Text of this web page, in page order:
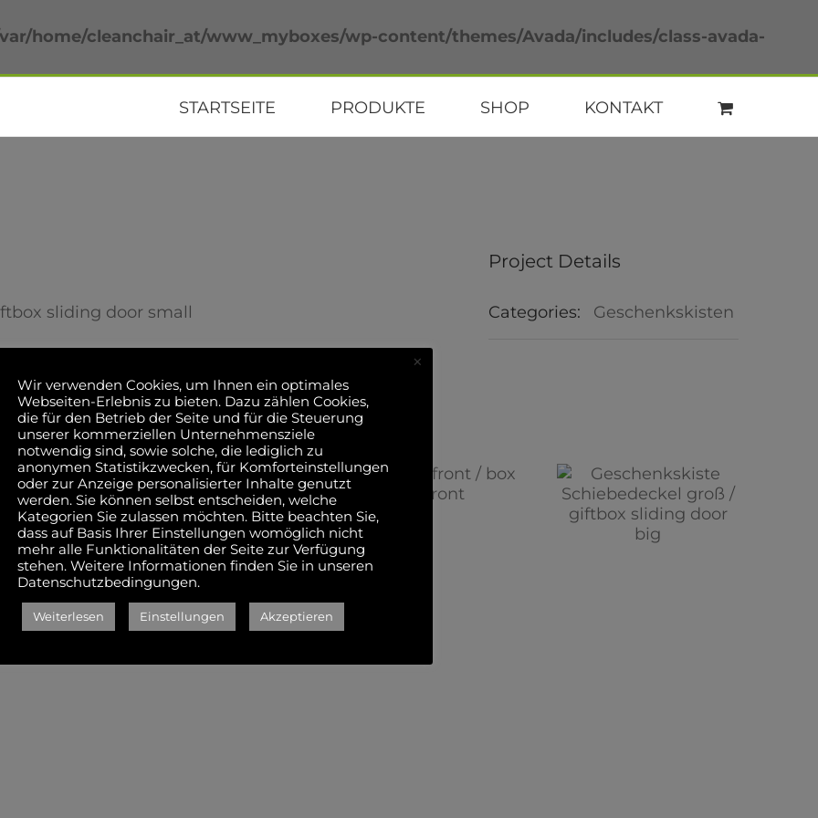
home/cleanchair_at/www_myboxes/wp-content/themes/Avada/includes/class-avada-
STARTSEITE PRODUKTE SHOP KONTAKT
sliding door small
Project Details
Categories: Geschenkskisten
/ gift box
door flat
Kiste Glasfront /
box glas front
Geschenkskiste
Wir verwenden Cookies, um Ihnen ein optimales
Webseiten-Erlebnis zu bieten. Dazu zählen Cookies,
die für den Betrieb der Seite und für die Steuerung
unserer kommerziellen Unternehmensziele
notwendig sind, sowie solche, die lediglich zu
anonymen Statistikzwecken, für Komforteinstellungen
oder zur Anzeige personalisierter Inhalte genutzt
werden. Sie können selbst entscheiden, welche
Kategorien Sie zulassen möchten. Bitte beachten Sie,
dass auf Basis Ihrer Einstellungen womöglich nicht
mehr alle Funktionalitäten der Seite zur Verfügung
stehen. Weitere Informationen finden Sie in unseren
Datenschutzbedingungen.
Weiterlesen Einstellungen Akzeptieren
×